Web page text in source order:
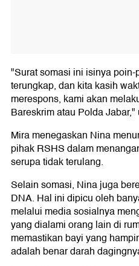
"Surat somasi ini isinya
terungkap, dan kita kasih
merespons, kami akan
Bareskrim atau Polda Jabar,"
Mira menegaskan Nina
pihak RSHS dalam
serupa tidak terulang.
Selain somasi, Nina juga
DNA. Hal ini dipicu oleh
melalui media sosialnya
yang dialami orang lain di
memastikan bayi yang
adalah benar darah